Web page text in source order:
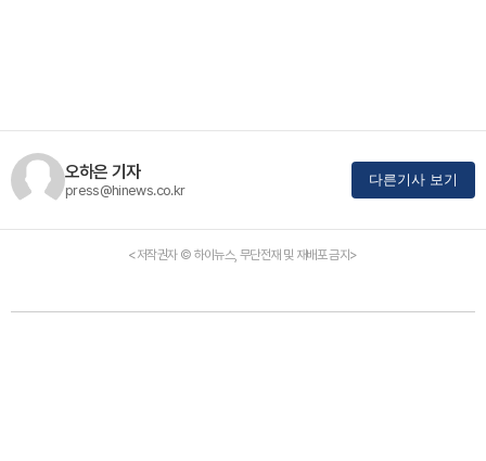
오하은 기자
press@hinews.co.kr
다른기사 보기
<저작권자 © 하이뉴스, 무단전재 및 재배포 금지>